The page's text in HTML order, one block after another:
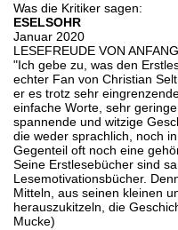
Was die Kritiker sagen:
ESELSOHR
Januar 2020
LESEFREUDE VON
"Ich gebe zu, was den
echter Fan von Christian
er es trotz sehr
einfache Worte, sehr
spannende und witzige
die weder sprachlich, noch
Gegenteil oft noch eine
Seine Erstlesebücher sind
Lesemotivationsbücher.
Mitteln, aus seinen kleinen
herauszukitzeln, die
Mucke)